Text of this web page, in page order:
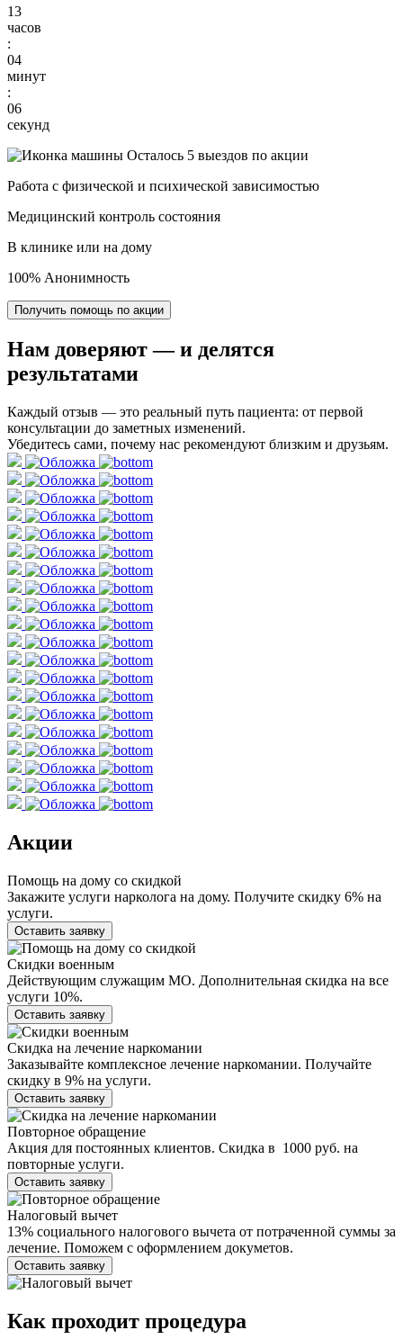
13
часов
:
04
минут
:
05
секунд
Осталось 5 выездов по акции
Работа с физической и психической зависимостью
Медицинский контроль состояния
В клинике или на дому
100% Анонимность
Получить помощь по акции
Нам доверяют— и делятся
результатами
Каждый отзыв — это реальный путь пациента: от первой
консультации до заметных изменений.
Убедитесь сами, почему нас рекомендуют близким и друзьям.
Акции
Помощь на дому со скидкой
Закажите услуги нарколога на дому. Получите скидку 6% на
услуги.
Оставить заявку
Скидки военным
Действующим служащим МО. Дополнительная скидка на все
услуги 10%.
Оставить заявку
Скидка на лечение наркомании
Заказывайте комплексное лечение наркомании. Получайте
скидку в 9% на услуги.
Оставить заявку
Повторное обращение
Акция для постоянных клиентов. Скидка в 1000 руб. на
повторные услуги.
Оставить заявку
Налоговый вычет
13% социального налогового вычета от потраченной суммы за
лечение. Поможем с оформлением докуметов.
Оставить заявку
Как проходит процедура